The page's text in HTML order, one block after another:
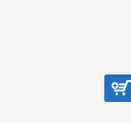
В корзину